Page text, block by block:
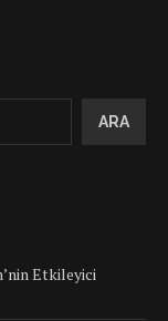
ARA
Etkileyici